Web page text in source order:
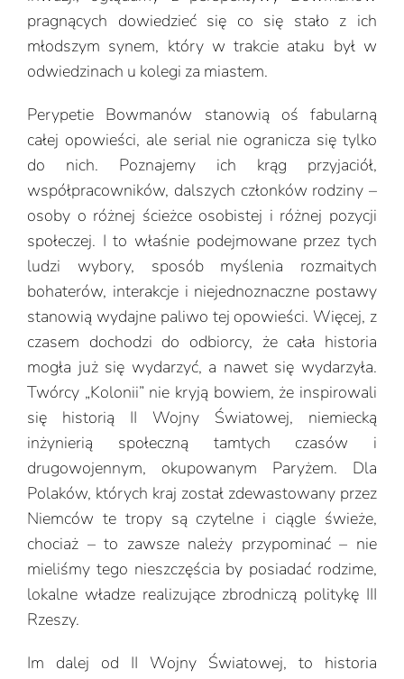
pragnących dowiedzieć się co się stało z ich
młodszym synem, który w trakcie ataku był w
odwiedzinach u kolegi za miastem.
Perypetie Bowmanów stanowią oś fabularną
całej opowieści, ale serial nie ogranicza się tylko
do nich. Poznajemy ich krąg przyjaciół,
współpracowników, dalszych członków rodziny –
osoby o różnej ścieżce osobistej i różnej pozycji
społeczej. I to właśnie podejmowane przez tych
ludzi wybory, sposób myślenia rozmaitych
bohaterów, interakcje i niejednoznaczne postawy
stanowią wydajne paliwo tej opowieści. Więcej, z
czasem dochodzi do odbiorcy, że cała historia
mogła już się wydarzyć, a nawet się wydarzyła.
Twórcy „Kolonii” nie kryją bowiem, że inspirowali
się historią II Wojny Światowej, niemiecką
inżynierią społeczną tamtych czasów i
drugowojennym, okupowanym Paryżem. Dla
Polaków, których kraj został zdewastowany przez
Niemców te tropy są czytelne i ciągle świeże,
chociaż – to zawsze należy przypominać – nie
mieliśmy tego nieszczęścia by posiadać rodzime,
lokalne władze realizujące zbrodniczą politykę III
Rzeszy.
Im dalej od II Wojny Światowej, to historia